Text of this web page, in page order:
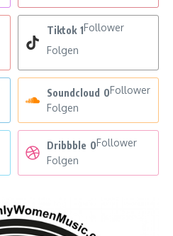
Tiktok 1Follower
Folgen
Soundcloud 0Follower
Folgen
Dribbble 0Follower
Folgen